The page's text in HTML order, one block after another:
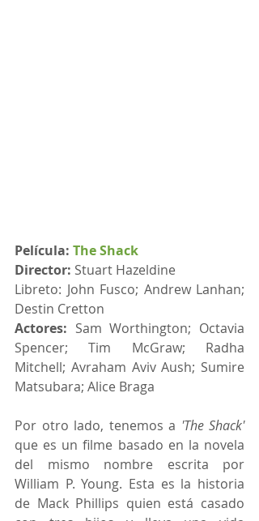
Película: The Shack
Director: Stuart Hazeldine
Libreto: John Fusco; Andrew Lanhan;
Destin Cretton
Actores: Sam Worthington; Octavia
Spencer; Tim McGraw; Radha
Mitchell; Avraham Aviv Aush; Sumire
Matsubara; Alice Braga
Por otro lado, tenemos a 'The Shack'
que es un filme basado en la novela
del mismo nombre escrita por
William P. Young. Esta es la historia
de Mack Phillips quien está casado